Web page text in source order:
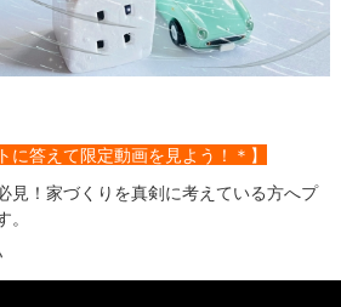
に答えて限定動画を見よう！＊】
見！家づくりを真剣に考えている方へプ